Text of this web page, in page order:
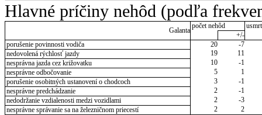
Hlavné príčiny nehôd (podľa
Galanta
počet nehôd
+/-
porušenie povinnosti vodiča
20
-7
nedovolená rýchlosť jazdy
19
11
nesprávna jazda cez križovatku
10
-1
nesprávne odbočovanie
5
1
porušenie osobitných ustanovení o chodcoch
3
-1
nesprávne predchádzanie
2
-1
nedodržanie vzdialenosti medzi vozidlami
2
-3
nesprávne správanie sa na železničnom priecestí
2 2